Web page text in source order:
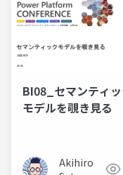
BI08_セマンティ
モデルを覗き見る
Akihiro